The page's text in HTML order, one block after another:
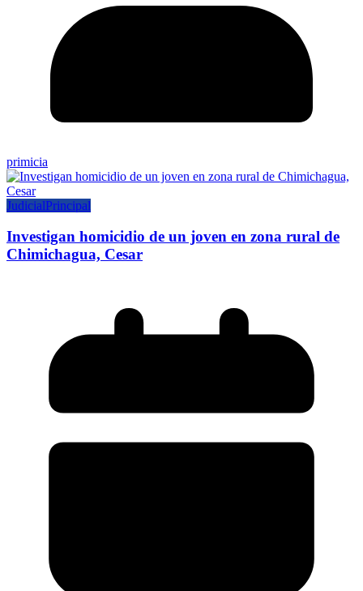
primicia
JudicialPrincipal
Investigan homicidio de un joven en zona rural de
Chimichagua, Cesar